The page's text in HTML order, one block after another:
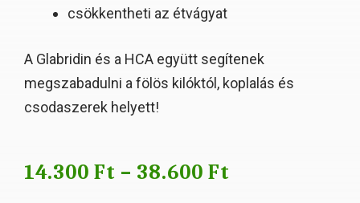
csökkentheti az étvágyat
A Glabridin és a HCA együtt segítenek
megszabadulni a fölös kilóktól, koplalás és
csodaszerek helyett!
14.300 Ft – 38.600Ft